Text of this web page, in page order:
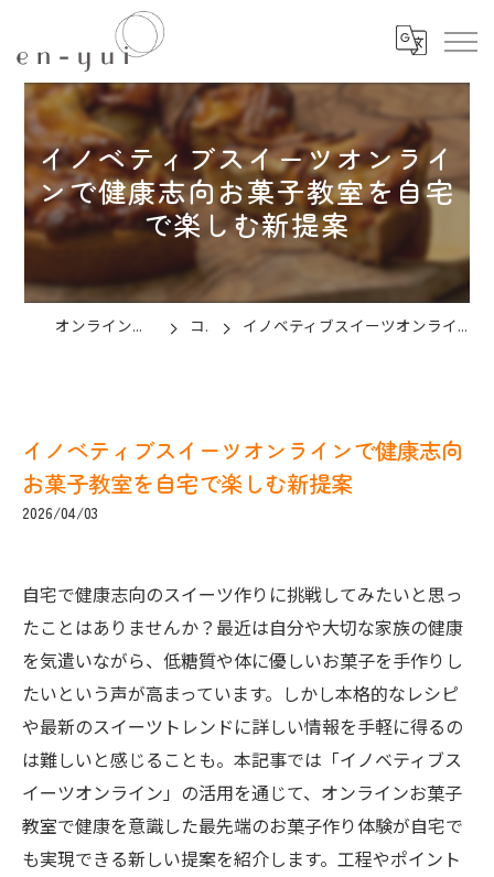
イノベティブスイーツオンライ
ンで健康志向お菓子教室を自宅
で楽しむ新提案
オンラインのお菓子教室ならen-yui コラム イノベティブスイーツオンラインで健康志向お菓子教室を自宅で楽しむ新提案
イノベティブスイーツオンラインで健康志向
お菓子教室を自宅で楽しむ新提案
2026/04/03
自宅で健康志向のスイーツ作りに挑戦してみたいと思っ
たことはありませんか？最近は自分や大切な家族の健康
を気遣いながら、低糖質や体に優しいお菓子を手作りし
たいという声が高まっています。しかし本格的なレシピ
や最新のスイーツトレンドに詳しい情報を手軽に得るの
は難しいと感じることも。本記事では「イノベティブス
イーツオンライン」の活用を通じて、オンラインお菓子
教室で健康を意識した最先端のお菓子作り体験が自宅で
も実現できる新しい提案を紹介します。工程やポイント